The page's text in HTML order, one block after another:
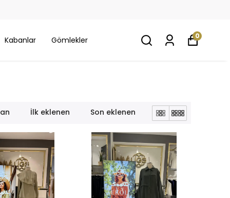
Kabanlar Gömlekler 0
İlk eklenen Son eklenen